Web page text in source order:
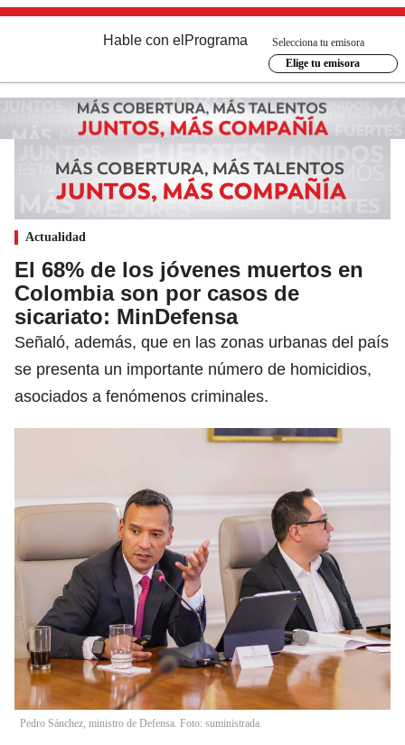
Hable con el Programa
Selecciona tu emisora
Elige tu emisora
Actualidad
El 68% de los jóvenes muertos en
Colombia son por casos de
sicariato: MinDefensa
Señaló, además, que en las zonas urbanas del país
se presenta un importante número de homicidios,
asociados a fenómenos criminales.
Pedro Sánchez, ministro de Defensa. Foto: suministrada.